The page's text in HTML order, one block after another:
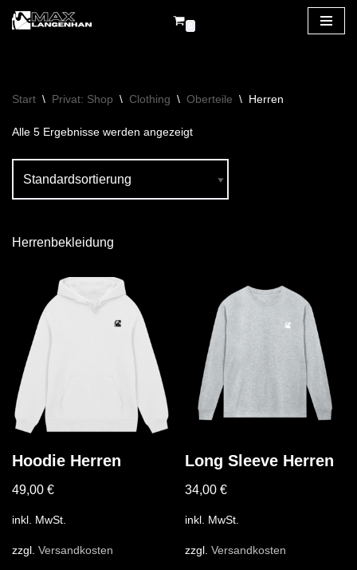
Start \ Privat: Shop \ Clothing \ Oberteile \ Herren
Alle 5 Ergebnisse werden angezeigt
Herrenbekleidung
Hoodie Herren
49,00 €
inkl. MwSt.
zzgl. Versandkosten
Long Sleeve Herren
34,00€
inkl. MwSt.
zzgl.Versandkosten